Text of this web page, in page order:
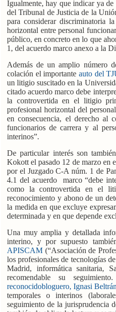
Igualmente, hay que indicar ya
del Tribunal de Justicia de la
para considerar discriminatoria
horizontal entre personal
público, en concreto en lo que
1, del acuerdo marco anexo a la
Además de un amplio número
colación el importante auto del
un litigio suscitado en la
citado acuerdo marco debe
la controvertida en el litigio
profesional horizontal del
en consecuencia, el derecho al
funcionarios de carrera y al
interinos”.
De particular interés son
Kokott el pasado 12 de marzo en
por el Juzgado C-A núm. 1 de
4.1 del acuerdo
marco “debe
como la controvertida en el
reconocimiento y abono de un
la medida en que excluye
determinada y en que depende
Una muy amplia y detallada
interino, y por supuesto
APISCAM (“Asociación de
los profesionales de tecnologías
Madrid, informática
recomendable su
reconocidobloguero, Ignasi
temporales o interinos
seguimiento de la jurisprudencia